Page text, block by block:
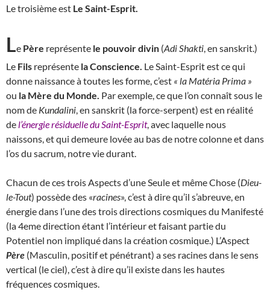
Le troisième est Le Saint-Esprit.
Le Père représente le pouvoir divin (Adi Shakti , en sanskrit.)
Le Fils représente la Conscience. Le Saint-Esprit est ce qui
donne naissance à toutes les forme, c’est « la Matéria Prima »
ou la Mère du Monde. Par exemple, ce que l’on connaît sous le
nom de Kundalini , en sanskrit (la force-serpent) est en réalité
de l’énergie résiduelle du Saint-Esprit, avec laquelle nous
naissons, et qui demeure lovée au bas de notre colonne et dans
l’os du sacrum, notre vie durant.
Chacun de ces trois Aspects d’une Seule et même Chose (Dieu-
le-Tout) possède des «racines», c’est à dire qu’il s’abreuve, en
énergie dans l’une des trois directions cosmiques du Manifesté
(la 4eme direction étant l’intérieur et faisant partie du
Potentiel non impliqué dans la création cosmique.) L’Aspect
Père (Masculin, positif et pénétrant) a ses racines dans le sens
vertical (le ciel), c’est à dire qu’il existe dans les hautes
fréquences cosmiques.